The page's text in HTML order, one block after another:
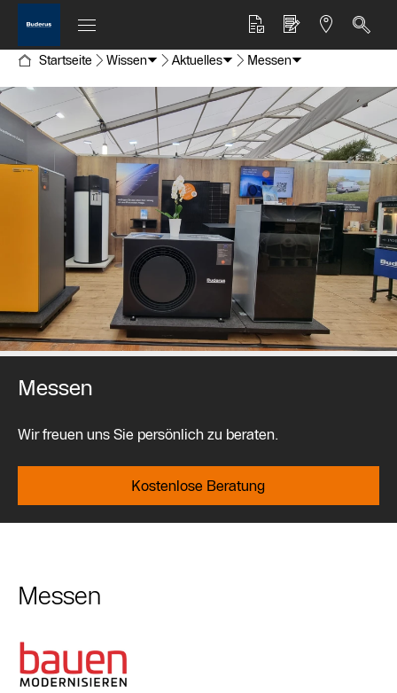
Startseite Wissen Aktuelles Messen
Messen
Wir freuen uns Sie persönlich zu beraten.
Kostenlose Beratung
Messen